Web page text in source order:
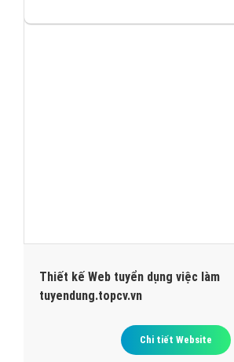
Thiết kế Web tuyển dụng việc làm
tuyendung.topcv.vn
Chi tiết Website